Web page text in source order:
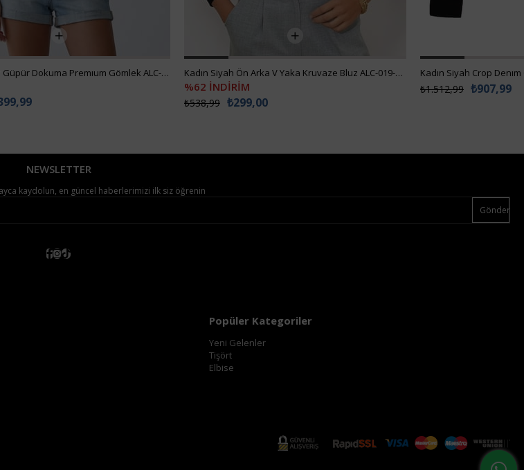
Kadın Beyaz Güpür Dokuma Premıum Gömlek ALC-X4366
Kadın Siyah Ön Arka V Yaka Kruvaze Bluz ALC-019-053-BLZ
%62 İNDİRİM
₺299,00
₺538,99
Kadın Siyah Crop
₺907,99
₺1.512,99
NEWSLETTER
kaydolun, en güncel haberlerimizi ilk siz öğrenin
Gönder
Popüler Kategoriler
Yeni Gelenler
Tişört
Elbise